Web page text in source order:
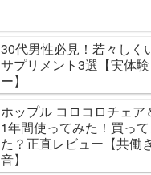
30代男性必見！若々しく
サプリメント3選【実体
ー】
ホップル コロコロチェア
1年間使ってみた！買っ
た？正直レビュー【共働
音】